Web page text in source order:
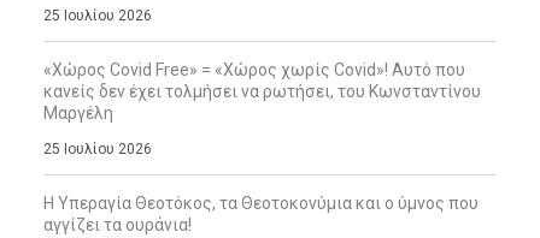
25 Ιουλίου 2026
«Χώρος Covid Free» = «Χώρος χωρίς Covid»! Αυτό που
κανείς δεν έχει τολμήσει να ρωτήσει, του Κωνσταντίνου
Μαργέλη
25 Ιουλίου 2026
Η Υπεραγία Θεοτόκος, τα Θεοτοκονύμια και ο ύμνος που
αγγίζει τα ουράνια!